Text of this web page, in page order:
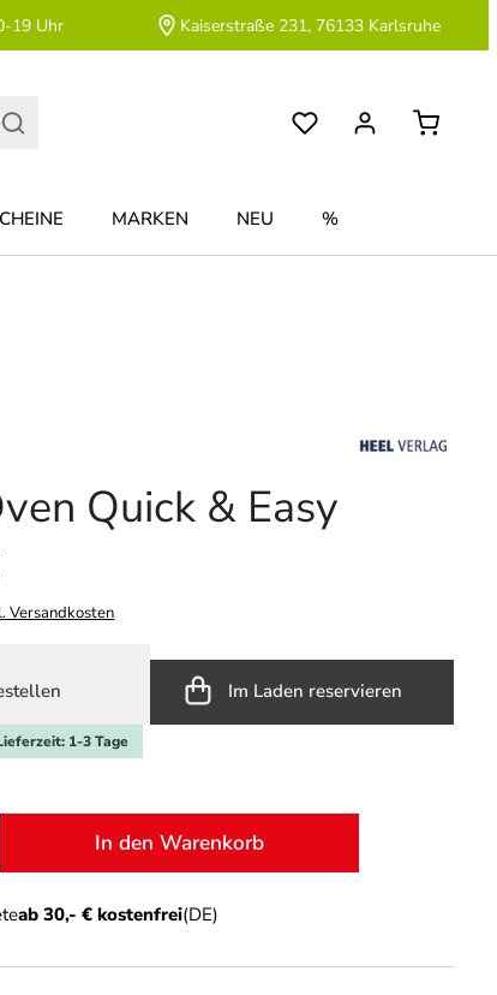
19 Uhr Kaiserstraße 231, 76133 Karlsruhe
MARKEN NEU %
Quick & Easy
Versandkosten
Im Laden reservieren
1-3 Tage
Gib den gewünschten Wert
In den Warenkorb
ab 30,- € kostenfrei(DE)